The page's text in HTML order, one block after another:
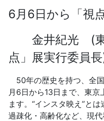
6月6日から「視
金井紀光 (東
点」展実行委員
50年の歴史を持つ、全
月6日から13日まで、東
ます。“インスタ映え”と
過疎化・高齢化など、現